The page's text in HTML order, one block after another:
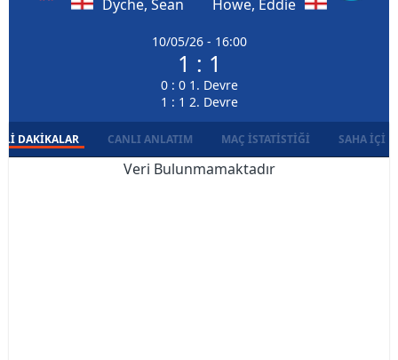
Dyche, Sean
10/05/26 - 16:00
1 : 1
0 : 0 1. Devre
1 : 1 2. Devre
Howe, Eddie
DAKIKALAR CANLI ANLATIM MAÇ İSTATISTIĞI SAHA İÇI
Veri Bulunmamaktadır